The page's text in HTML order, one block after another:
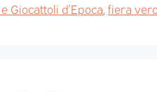
Giocattoli d’Epoca ,fiera